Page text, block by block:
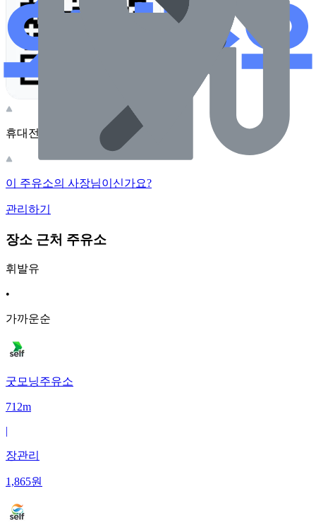
휴대전화 카메라로 찍어보세요
이 주유소의 사장님이신가요?
관리하기
장소 근처 주유소
휘발유
•
가까운순
굿모닝주유소
712m
|
장관리
1,865원